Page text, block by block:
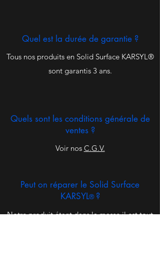
Quel est la durée de garantie ?
Tous nos produits en Solid Surface KARSYL®
sont garantis 3 ans.
Quels sont les conditions générale de
ventes ?
Voir nos C.G.V.
Peut on réparer le Solid Surface
KARSYL® ?
Notre produit étant dans la masse il est tout